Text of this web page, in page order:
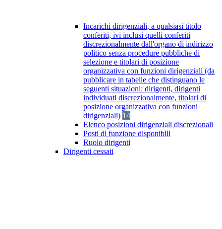
Incarichi dirigenziali, a qualsiasi titolo
conferiti, ivi inclusi quelli conferiti
discrezionalmente dall'organo di indirizzo
politico senza procedure pubbliche di
selezione e titolari di posizione
organizzativa con funzioni dirigenziali (da
pubblicare in tabelle che distinguano le
seguenti situazioni: dirigenti, dirigenti
individuati discrezionalmente, titolari di
posizione organizzativa con funzioni
dirigenziali) 14
Elenco posizioni dirigenziali discrezionali
Posti di funzione disponibili
Ruolo dirigenti
Dirigenti cessati